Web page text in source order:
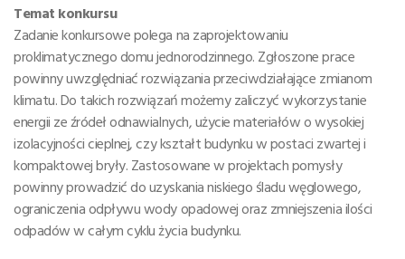
Temat konkursu
Zadanie konkursowe polega na zaprojektowaniu
proklimatycznego domu jednorodzinnego. Zgłoszone prace
powinny uwzględniać rozwiązania przeciwdziałające zmianom
klimatu. Do takich rozwiązań możemy zaliczyć wykorzystanie
energii ze źródeł odnawialnych, użycie materiałów o wysokiej
izolacyjności cieplnej, czy kształt budynku w postaci zwartej i
kompaktowej bryły. Zastosowane w projektach pomysły
powinny prowadzić do uzyskania niskiego śladu węglowego,
ograniczenia odpływu wody opadowej oraz zmniejszenia ilości
odpadów w całym cyklu życia budynku.